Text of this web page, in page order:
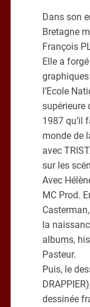
Dans son
Bretagne
François
Elle a
l’Ecole
supérieure
1987 qu’il
monde de
avec
sur les
Avec
MC Prod.
Casterman,
la
albums,
Pasteur.
Puis, le
dessinée